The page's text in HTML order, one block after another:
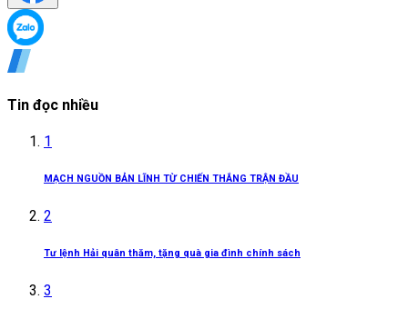
Tin đọc nhiều
1
MẠCH NGUỒN BẢN LĨNH TỪ CHIẾN THẮNG TRẬN ĐẦU
2
Tư lệnh Hải quân thăm, tặng quà gia đình chính sách
3